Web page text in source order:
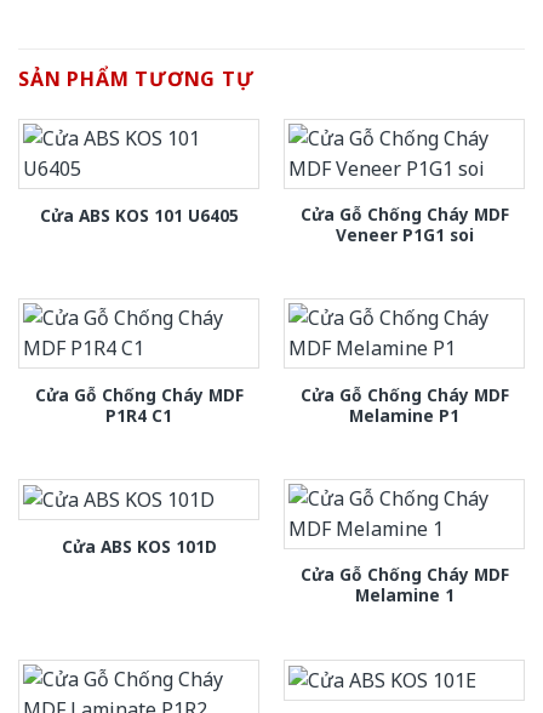
SẢN PHẨM TƯƠNG TỰ
Cửa ABS KOS 101 U6405
Cửa Gỗ Chống Cháy MDF
Veneer P1G1 soi
Cửa Gỗ Chống Cháy MDF
P1R4 C1
Cửa Gỗ Chống Cháy MDF
Melamine P1
Cửa ABS KOS 101D
Cửa Gỗ Chống Cháy MDF
Melamine 1